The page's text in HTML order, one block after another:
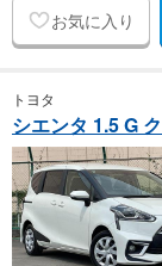
お気に入り
トヨタ
シエンタ 1.5 G